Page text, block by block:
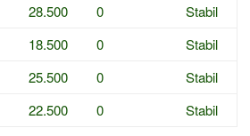
28.500 0
Stabil
18.500 0
Stabil
25.500 0
Stabil
22.500 0 Stabil